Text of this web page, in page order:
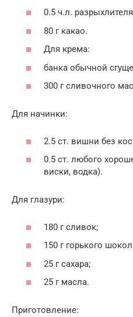
0.5 ч.л.
80 г какао.
Для крема:
банка обычной
300 г сливочного
Для начинки:
2.5 ст. вишни без
0.5 ст. любого
виски, водка).
Для глазури:
180 г сливок;
150 г горького
25 г сахара;
25 г масла.
Приготовление: